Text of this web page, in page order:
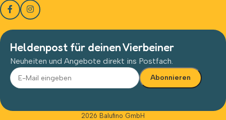
Heldenpost für deinen Vierbeiner
Neuheiten und Angebote direkt ins Postfach.
2026 Balufino GmbH